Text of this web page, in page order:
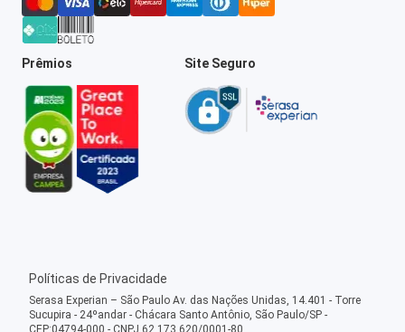
Prêmios Site Seguro
Políticas de Privacidade
Serasa Experian – São Paulo Av. das Nações Unidas, 14.401 - Torre
Sucupira - 24ºandar - Chácara Santo Antônio, São Paulo/SP -
CEP:04794-000 - CNPJ 62.173.620/0001-80